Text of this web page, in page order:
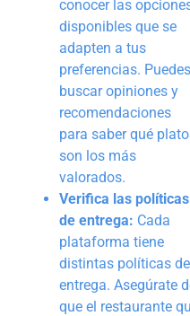
conocer las
disponibles que se
adapten a tus
preferencias. Puedes
buscar opiniones y
recomendaciones
para saber qué
son los más
valorados.
Verifica las políticas
de entrega: Cada
plataforma tiene
distintas políticas de
entrega. Asegúrate
que el restaurante